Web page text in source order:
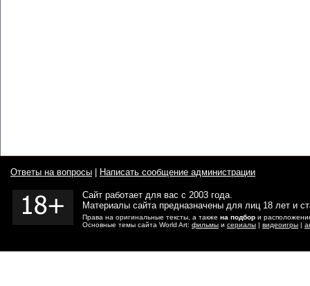
Ответы на вопросы Написать сообщение администрации
Сайт работает для вас с 2003 года.
Материалы сайта предназначены для лиц 18 лет и
Права на оригинальные тексты, а также на подбор и
Основные темы сайта World Art: фильмы и сериалы | видеоигры |